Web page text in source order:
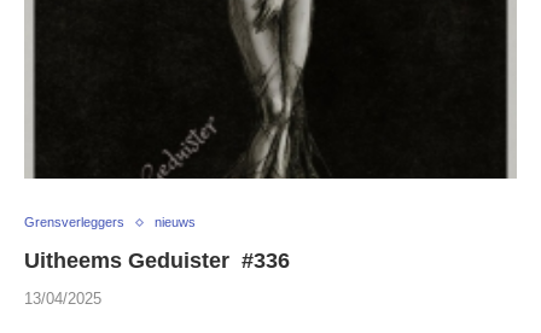
Grensverleggers nieuws
Uitheems Geduister #336
13/04/2025